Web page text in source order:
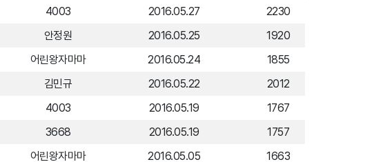
4003 2016.05.27
2230
안정원 2016.05.25
1920
어린왕자마마 2016.05.24
1855
김민규 2016.05.22
2012
4003 2016.05.19
1767
3668 2016.05.19
1757
어린왕자마마 2016.05.05
1663